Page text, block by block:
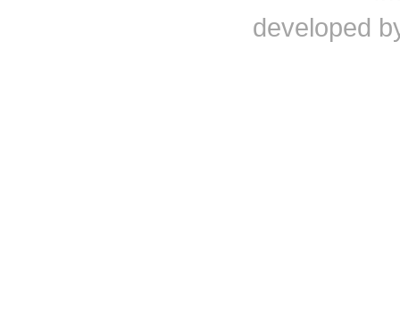
developed